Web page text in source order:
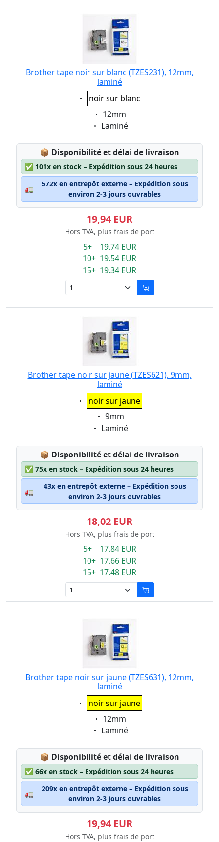
Brother tape noir sur blanc (TZES231), 12mm,
laminé
Eigenschaft:
noir sur blanc
Eigenschaft:
12mm
Eigenschaft:
Laminé
📦 Lagerstatus:
Disponibilité et délai de livraison
✅ 101x en stock – Expédition sous 24 heures
🚛
572x en entrepôt externe – Expédition sous
environ 2-3 jours ouvrables
19,94 EUR
Hors TVA, plus frais de port
5+ 19.74 EUR
10+ 19.54 EUR
15+ 19.34 EUR
Brother tape noir sur jaune (TZES621), 9mm,
laminé
Eigenschaft:
noir sur jaune
Eigenschaft:
9mm
Eigenschaft:
Laminé
📦 Lagerstatus:
Disponibilité et délai de livraison
✅ 75x en stock – Expédition sous 24 heures
🚛
43x en entrepôt externe – Expédition sous
environ 2-3 jours ouvrables
18,02 EUR
Hors TVA, plus frais de port
5+ 17.84 EUR
10+ 17.66 EUR
15+ 17.48 EUR
Brother tape noir sur jaune (TZES631), 12mm,
laminé
Eigenschaft:
noir sur jaune
Eigenschaft:
12mm
Eigenschaft:
Laminé
📦 Lagerstatus:
Disponibilité et délai de livraison
✅ 66x en stock – Expédition sous 24 heures
🚛
209x en entrepôt externe – Expédition sous
environ 2-3 jours ouvrables
19,94 EUR
Hors TVA, plus frais de port